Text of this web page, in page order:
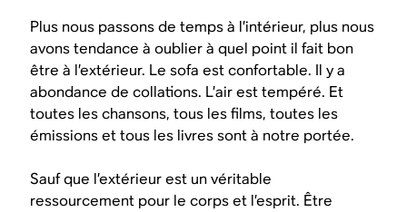
Plus nous passons de temps à l’intérieur, plus nous
avons tendance à oublier à quel point il fait bon
être à l’extérieur. Le sofa est confortable. Il y a
abondance de collations. L’air est tempéré. Et
toutes les chansons, tous les films, toutes les
émissions et tous les livres sont à notre portée.
Sauf que l’extérieur est un véritable
ressourcement pour le corps et l’esprit. Être